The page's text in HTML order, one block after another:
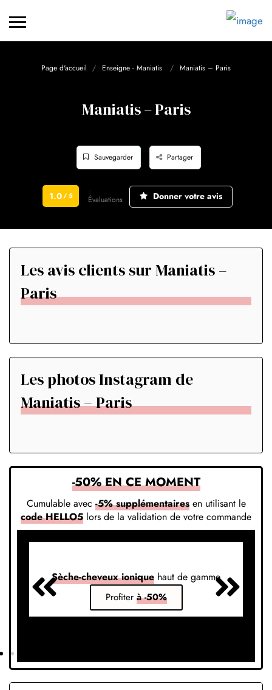
Page d'accueil Enseigne - Maniatis Maniatis – Paris
Maniatis – Paris
Sauvegarder Partager
1.0 / 5 Évaluations Donner votre avis
Les avis clients sur Maniatis –
Paris
Les photos Instagram de
Maniatis – Paris
-50% EN CE MOMENT
Cumulable avec -5% supplémentairesen utilisant le
code HELLO5 lors de la validation de votre commande
Sèche-cheveux ionique haut de gamme
Profiter à -50%